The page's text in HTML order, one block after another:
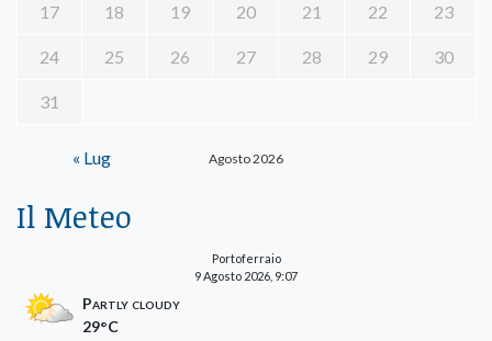
Agosto 2026
17 18 19 20 21 22 23
24 25 26 27 28 29 30
31
« Lug
Il Meteo
Portoferraio
9 Agosto 2026, 9:07
Partly cloudy
29°C